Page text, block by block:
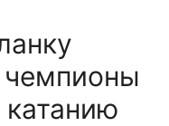
чемпионы